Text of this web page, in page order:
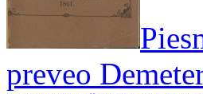
preveo